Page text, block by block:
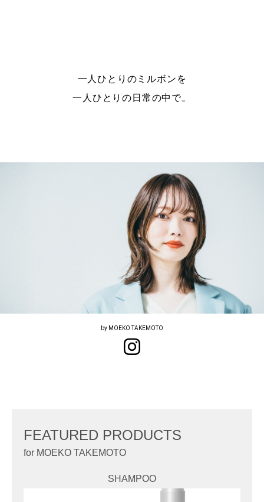
一人ひとりのミルボンを
一人ひとりの日常の中で。
by MOEKO TAKEMOTO
FEATURED PRODUCTS
for MOEKO TAKEMOTO
SHAMPOO